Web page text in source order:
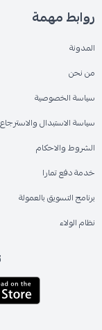
روابط مهمة
المدونة
من نحن
سياسة الخصوصية
سياسة الاستبدال والاسترجاع
الشروط والاحكام
خدمة دفع تمارا
برنامج التسويق بالعمولة
نظام الولاء